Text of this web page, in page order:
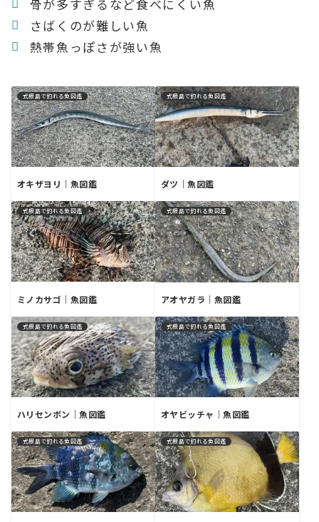
骨が多すぎるなど食べにくい魚
さばくのが難しい魚
熱帯魚っぽさが強い魚
式根島で釣れる魚図鑑
オキザヨリ｜魚図鑑
式根島で釣れる魚図鑑
ダツ｜魚図鑑
式根島で釣れる魚図鑑
ミノカサゴ｜魚図鑑
式根島で釣れる魚図鑑
アオヤガラ｜魚図鑑
式根島で釣れる魚図鑑
ハリセンボン｜魚図鑑
式根島で釣れる魚図鑑
オヤビッチャ｜魚図鑑
式根島で釣れる魚図鑑 式根島で釣れる魚図鑑